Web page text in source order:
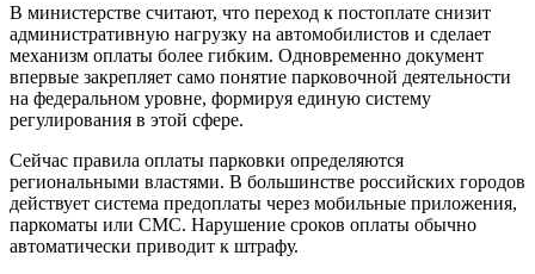
В министерстве считают, что переход к постоплате снизит
административную нагрузку на автомобилистов и сделает
механизм оплаты более гибким. Одновременно документ
впервые закрепляет само понятие парковочной деятельности
на федеральном уровне, формируя единую систему
регулирования в этой сфере.
Сейчас правила оплаты парковки определяются
региональными властями. В большинстве российских городов
действует система предоплаты через мобильные приложения,
паркоматы или СМС. Нарушение сроков оплаты обычно
автоматически приводит к штрафу.